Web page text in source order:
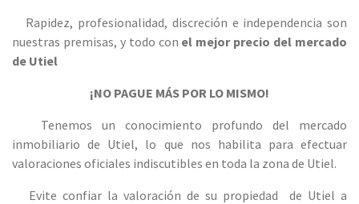
Rapidez, profesionalidad, discreción e independencia son
nuestras premisas, y todo con el mejor precio del mercado
de Utiel
¡NO PAGUE MÁS POR LO MISMO!
Tenemos un conocimiento profundo del mercado
inmobiliario de Utiel, lo que nos habilita para efectuar
valoraciones oficiales indiscutibles en toda la zona de Utiel.
Evite confiar la valoración de su propiedad de Utiel a